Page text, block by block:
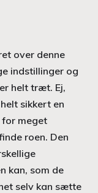
over denne
indstillinger og
helt træt. Ej,
sikkert en
for meget
roen. Den
kan, som de
selv kan sætte